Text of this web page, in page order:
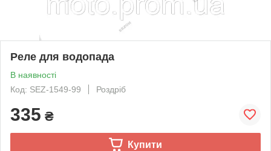
Реле для водопада
В наявності
Код: SEZ-1549-99
Роздріб
335 ₴
Купити